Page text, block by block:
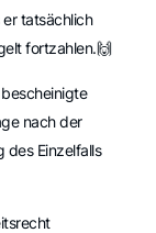
tatsächlich
fortzahlen.🙌
nach der
des Einzelfalls